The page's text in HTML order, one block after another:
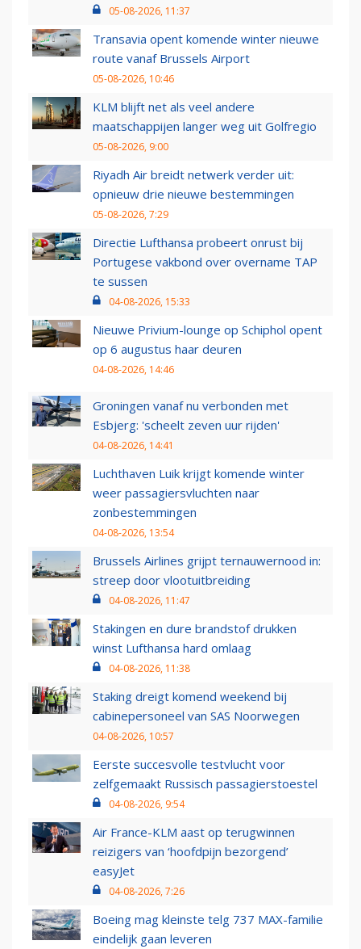
05-08-2026, 11:37
Transavia opent komende winter nieuwe
route vanaf Brussels Airport
05-08-2026, 10:46
KLM blijft net als veel andere
maatschappijen langer weg uit Golfregio
05-08-2026, 9:00
Riyadh Air breidt netwerk verder uit:
opnieuw drie nieuwe bestemmingen
05-08-2026, 7:29
Directie Lufthansa probeert onrust bij
Portugese vakbond over overname TAP
te sussen
04-08-2026, 15:33
Nieuwe Privium-lounge op Schiphol opent
op 6 augustus haar deuren
04-08-2026, 14:46
Groningen vanaf nu verbonden met
Esbjerg: 'scheelt zeven uur rijden'
04-08-2026, 14:41
Luchthaven Luik krijgt komende winter
weer passagiersvluchten naar
zonbestemmingen
04-08-2026, 13:54
Brussels Airlines grijpt ternauwernood in:
streep door vlootuitbreiding
04-08-2026, 11:47
Stakingen en dure brandstof drukken
winst Lufthansa hard omlaag
04-08-2026, 11:38
Staking dreigt komend weekend bij
cabinepersoneel van SAS Noorwegen
04-08-2026, 10:57
Eerste succesvolle testvlucht voor
zelfgemaakt Russisch passagierstoestel
04-08-2026, 9:54
Air France-KLM aast op terugwinnen
reizigers van ‘hoofdpijn bezorgend’
easyJet
04-08-2026, 7:26
Boeing mag kleinste telg 737 MAX-familie
eindelijk gaan leveren